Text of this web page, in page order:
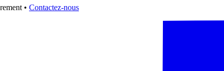
• Contactez-nous